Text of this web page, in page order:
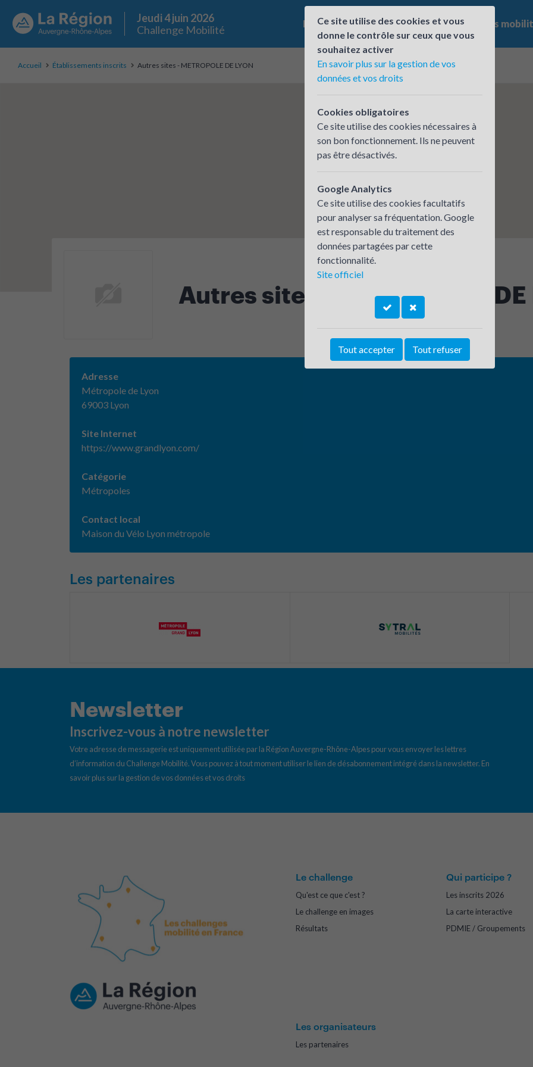
Jeudi 4 juin 2026
Challenge Mobilité
Le challenge Qui participe ? Les offres
Accueil Établissements inscrits Autres sites - METROPOLE DE LYON
Autres sites - METROPOLE DE
Adresse
Métropole de Lyon
69003 Lyon
Site Internet
https://www.grandlyon.com/
Catégorie
Métropoles
Contact local
Maison du Vélo Lyon métropole
Les partenaires
Newsletter
Inscrivez-vous à notre newsletter
Votre adresse de messagerie est uniquement utilisée par la Région Auvergne-Rhône-Alpes pour vous envoyer les lettres
d’information du Challenge Mobilité. Vous pouvez à tout moment utiliser le lien de désabonnement intégré dans la newsletter. En
savoir plus sur la gestion de vos données et vos droits
Le challenge
Qu'est ce que c'est ?
Le challenge en images
Résultats
Qui participe ?
Les inscrits 2026
La carte interactive
PDMIE / Groupements
Les organisateurs
Les partenaires
Ce site utilise des cookies et vous
donne le contrôle sur ceux que vous
souhaitez activer
En savoir plus sur la gestion de vos
données et vos droits
Cookies obligatoires
Ce site utilise des cookies nécessaires à
son bon fonctionnement. Ils ne peuvent
pas être désactivés.
Google Analytics
Ce site utilise des cookies facultatifs
pour analyser sa fréquentation. Google
est responsable du traitement des
données partagées par cette
fonctionnalité.
Site officiel
Tout accepter Tout refuser